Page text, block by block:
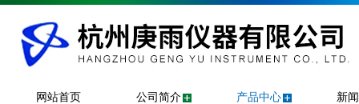
网站首页 公司简介 产品中心 新